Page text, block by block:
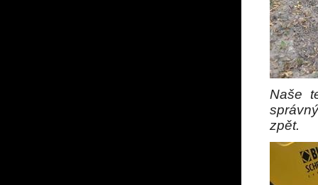
Naše
zpět.